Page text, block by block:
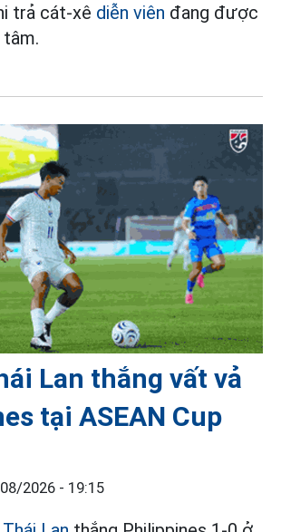
trả cát-xê diễn viên đang được
tâm.
Lan thắng vất vả
tại ASEAN Cup
2026 - 19:15